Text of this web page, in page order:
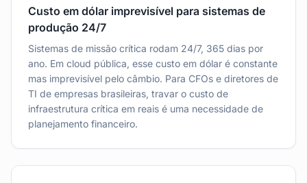
Custo em dólar imprevisível para sistemas de
produção 24/7
Sistemas de missão crítica rodam 24/7, 365 dias por
ano. Em cloud pública, esse custo em dólar é constante
mas imprevisível pelo câmbio. Para CFOs e diretores de
TI de empresas brasileiras, travar o custo de
infraestrutura crítica em reais é uma necessidade de
planejamento financeiro.